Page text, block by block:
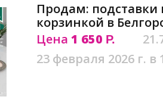
Продам:
корзинкой в
Цена 1 650 Р.
23 февраля 2026 г. в